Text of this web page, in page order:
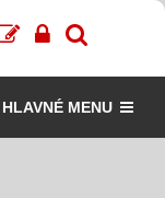
HLAVNÉ MENU